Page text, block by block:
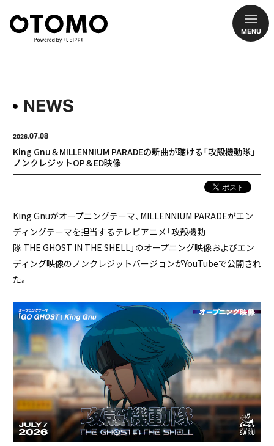
MENU
NEWS
2026.07.08
King Gnu＆MILLENNIUM PARADEの新曲が聴ける「攻殻機動隊」
ノンクレジットOP＆ED映像
King Gnuがオープニングテーマ、MILLENNIUM PARADEがエン
ディングテーマを担当するテレビアニメ「攻殻機動
隊 THE GHOST IN THE SHELL」のオープニング映像およびエン
ディング映像のノンクレジットバージョンがYouTubeで公開され
た。